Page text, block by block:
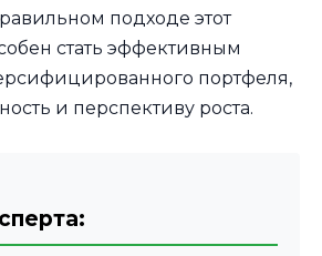
подходе этот
стать эффективным
портфеля,
и перспективу роста.